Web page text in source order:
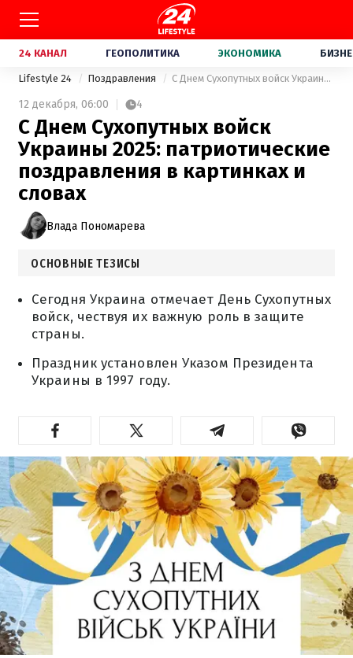
24 КАНАЛ ГЕОПОЛИТИКА ЭКОНОМИКА
Lifestyle 24 Поздравления С Днем Сухопутных войск Украины 2025: патриотические поздравления в картинках и словах
12 декабря, 06:00 4
С Днем Сухопутных войск
Украины 2025: патриотические
поздравления в картинках и
словах
Влада Пономарева
ОСНОВНЫЕ ТЕЗИСЫ
Сегодня Украина отмечает День Сухопутных
войск, чествуя их важную роль в защите
страны.
Праздник установлен Указом Президента
Украины в 1997 году.